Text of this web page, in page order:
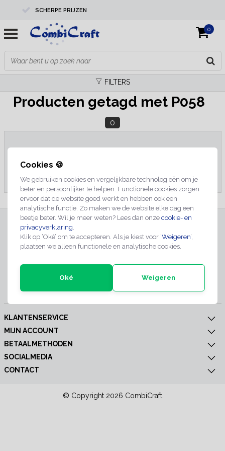
Cookies 🍪
We gebruiken cookies en vergelijkbare technologieën om je
beter en persoonlijker te helpen. Functionele cookies zorgen
ervoor dat de website goed werkt en hebben ook een
analytische functie. Zo maken we de website elke dag een
beetje beter. Wil je meer weten? Lees dan onze cookie- en
privacyverklaring
Klik op ‘Oké’ om te accepteren. Als je kiest voor ‘Weigeren’,
plaatsen we alleen functionele en analytische cookies.
Oké Weigeren
SCHERPE PRIJZEN
PROFESSIONELE KWALITEIT
EXPERTS IN MAATWERK
0
FILTERS
Producten getagd met P058
0
Geen producten gevonden!...
INSCHRIJVEN NIEUWSBRIEF
Meld je nu aan voor extra informatie of nieuwe producten
KLANTENSERVICE
MIJN ACCOUNT
BETAALMETHODEN
SOCIALMEDIA
CONTACT
© Copyright 2026 CombiCraft